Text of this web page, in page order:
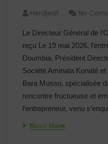
Herdjeaf No
Le Directeur Général de
reçu Le 19 mai 2026,
Doumbia, Président
Société Aminata Konaté
Bara Musso, spécialisée
rencontre fructueuse et
l’entrepreneur, venu
Read More